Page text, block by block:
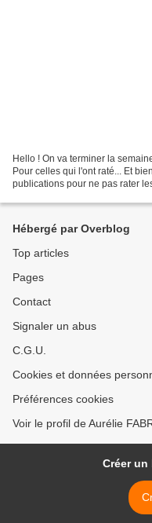
Hello ! On va terminer la
Pour celles qui l'ont raté... Et
publications pour ne pas rater
Hébergé par Overblog
Top articles
Pages
Contact
Signaler un abus
C.G.U.
Cookies et données
Préférences cookies
Voir le profil de Aurélie
Créer